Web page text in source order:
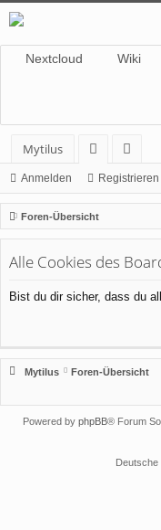
Nextcloud Wiki
Mytilus
or
en
itg
lie
de
Anmelden Registrieren
Foren-Übersicht
Alle Cookies des
Bist du dir sicher, dass du
Mytilus Foren-Übersicht
Powered by phpBB® Forum